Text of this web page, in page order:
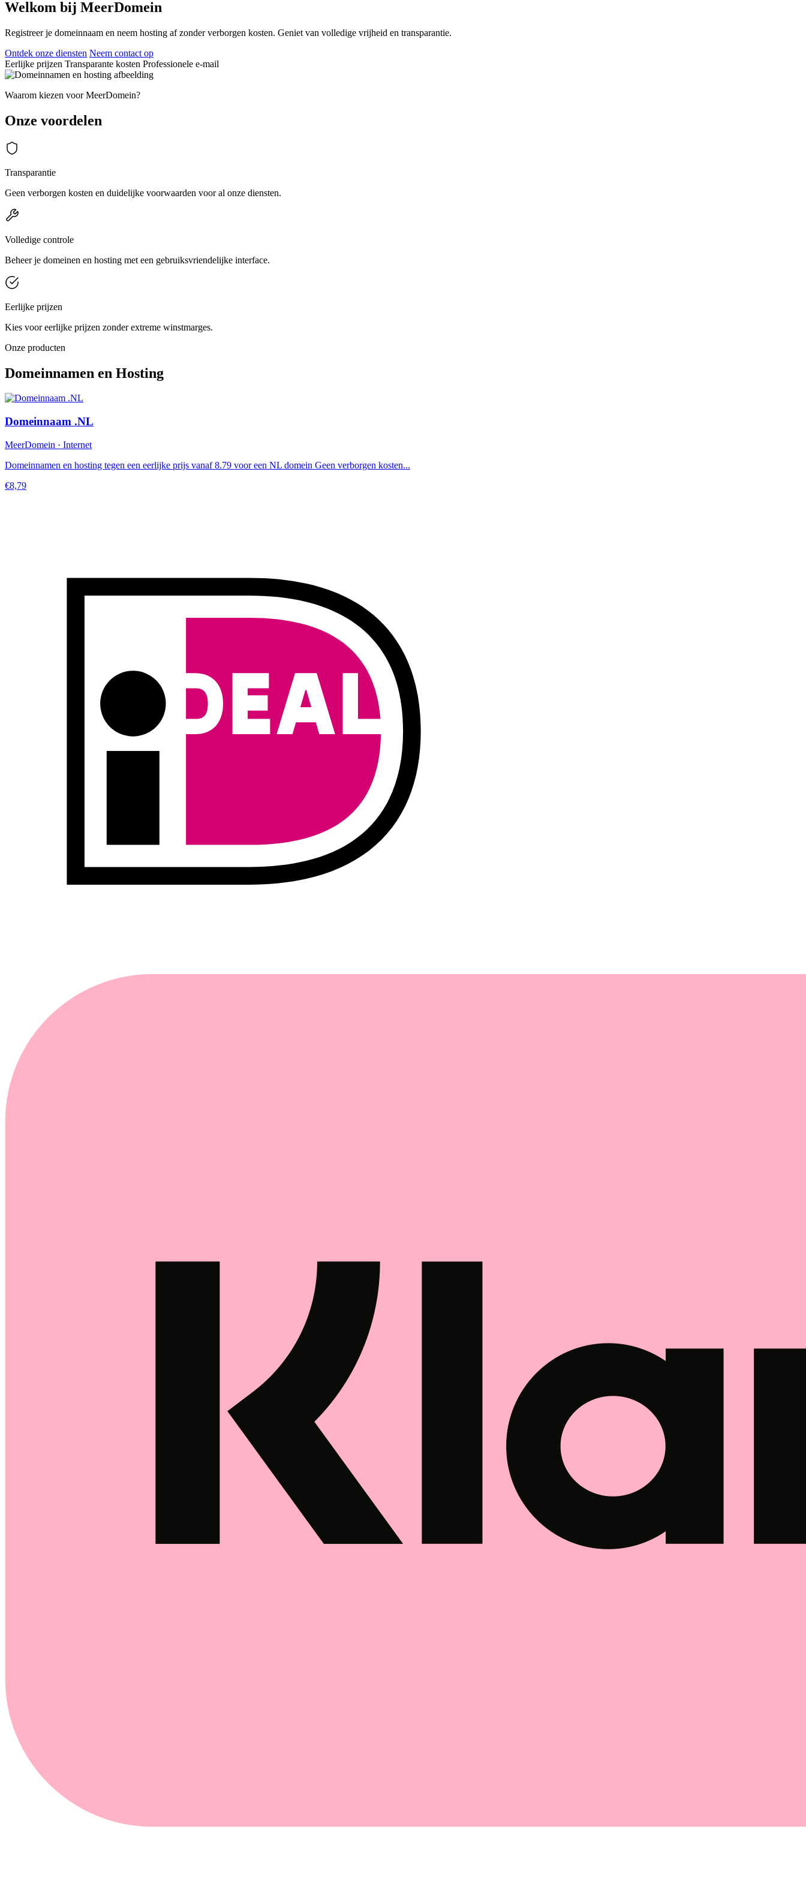
Welkom bij MeerDomein
Registreer je domeinnaam en neem hosting af zonder verborgen kosten. Geniet van volledige vrijheid en transparantie.
Ontdek onze diensten Neem contact op
Eerlijke prijzen Transparante kosten Professionele e-mail
Waarom kiezen voor MeerDomein?
Onze voordelen
Transparantie
Geen verborgen kosten en duidelijke voorwaarden voor al onze diensten.
Volledige controle
Beheer je domeinen en hosting met een gebruiksvriendelijke interface.
Eerlijke prijzen
Kies voor eerlijke prijzen zonder extreme winstmarges.
Onze producten
Domeinnamen en Hosting
Domeinnaam .NL
MeerDomein · Internet
Domeinnamen en hosting tegen een eerlijke prijs vanaf 8.79 voor een NL domein Geen verborgen kosten...
€8,79